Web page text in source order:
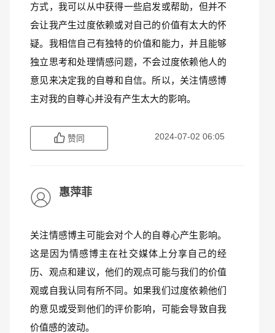
方式，我可以从中获得一些启发或帮助，但并不
会让我产生过度依赖或对自己的价值有太大的怀
疑。我相信自己有独特的价值和能力，并且能够
独立思考和处理情感问题，不会过度依赖他人的
意见来决定我的自尊和自信。所以，关注情感博
主对我的自尊心并没有产生太大的影响。
赞同 2024-07-02 06:05
惠萍菲
关注情感博主可能会对个人的自尊心产生影响。
这是因为情感博主在社交媒体上分享自己的经
历、观点和建议，他们的观点可能与我们的价值
观或自我认同有所不同。如果我们过度依赖他们
的意见或受到他们的评价影响，可能会导致自我
价值感的波动。